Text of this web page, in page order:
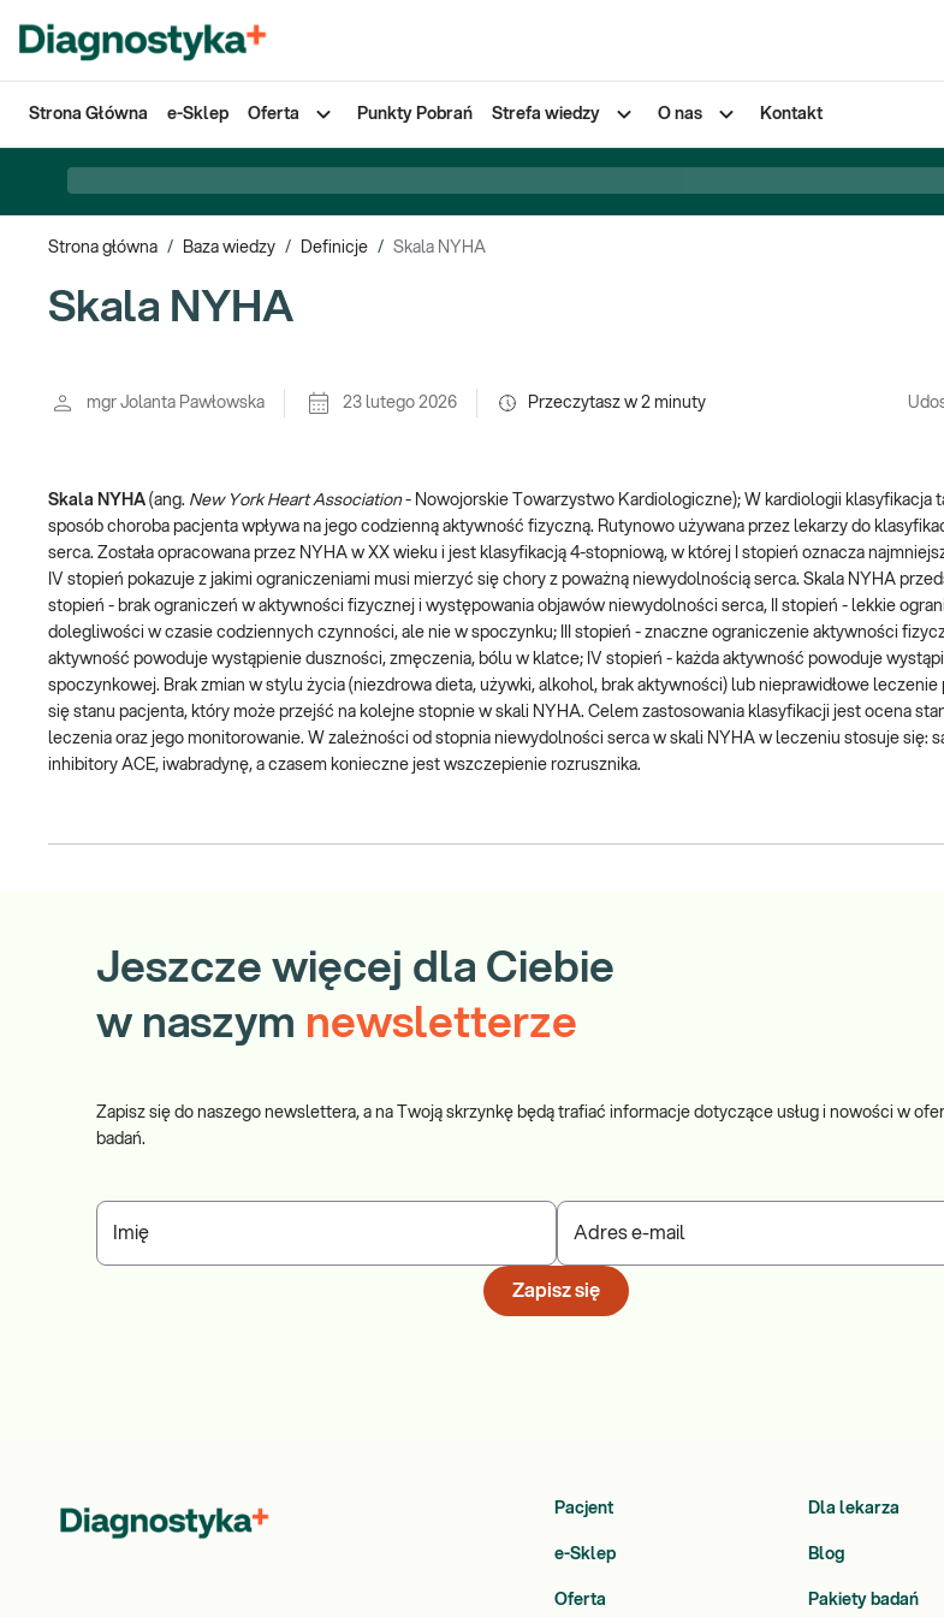
Strona Główna e-Sklep Oferta Punkty Pobrań Strefa wiedzy O nas Kontakt
Strona główna / Baza wiedzy / Definicje / Skala NYHA
Skala NYHA
mgr Jolanta Pawłowska 23 lutego 2026 Przeczytasz w 2 minuty
Skala NYHA (ang. New York Heart Association- Nowojorskie Towarzystwo Kardiologiczne); W kardiologii klasyfikacja
sposób choroba pacjenta wpływa na jego codzienną aktywność fizyczną. Rutynowo używana przez lekarzy do
serca. Została opracowana przez NYHA w XX wieku i jest klasyfikacją 4-stopniową, w której I stopień oznacza
IV stopień pokazuje z jakimi ograniczeniami musi mierzyć się chory z poważną niewydolnością serca. Skala NYHA
stopień - brak ograniczeń w aktywności fizycznej i występowania objawów niewydolności serca, II stopień - lekkie
dolegliwości w czasie codziennych czynności, ale nie w spoczynku; III stopień - znaczne ograniczenie aktywności
aktywność powoduje wystąpienie duszności, zmęczenia, bólu w klatce; IV stopień - każda aktywność powoduje
spoczynkowej. Brak zmian w stylu życia (niezdrowa dieta, używki, alkohol, brak aktywności) lub nieprawidłowe
się stanu pacjenta, który może przejść na kolejne stopnie w skali NYHA. Celem zastosowania klasyfikacji jest ocena
leczenia oraz jego monitorowanie. W zależności od stopnia niewydolności serca w skali NYHA w leczeniu stosuje się:
inhibitory ACE, iwabradynę, a czasem konieczne jest wszczepienie rozrusznika.
Jeszcze więcej dla Ciebie
w naszym newsletterze
Zapisz się do naszego newslettera, a na Twoją skrzynkę będą trafiać informacje dotyczące usług i nowości w
badań.
Imię Adres e-mail
Zapisz się
Pacjent Dla lekarza
e-Sklep Blog
Oferta Pakiety badań